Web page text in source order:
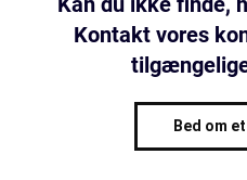
Kontakt vores
Bed om